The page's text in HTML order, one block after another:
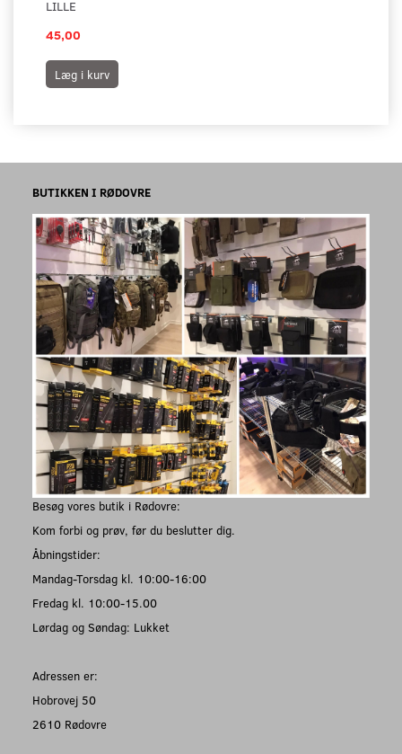
LILLE
45,00
Læg i kurv
BUTIKKEN I RØDOVRE
Besøg vores butik i Rødovre:
Kom forbi og prøv, før du beslutter dig.
Åbningstider:
Mandag-Torsdag kl. 10:00-16:00
Fredag kl. 10:00-15.00
Lørdag og Søndag: Lukket
Adressen er:
Hobrovej 50
2610 Rødovre